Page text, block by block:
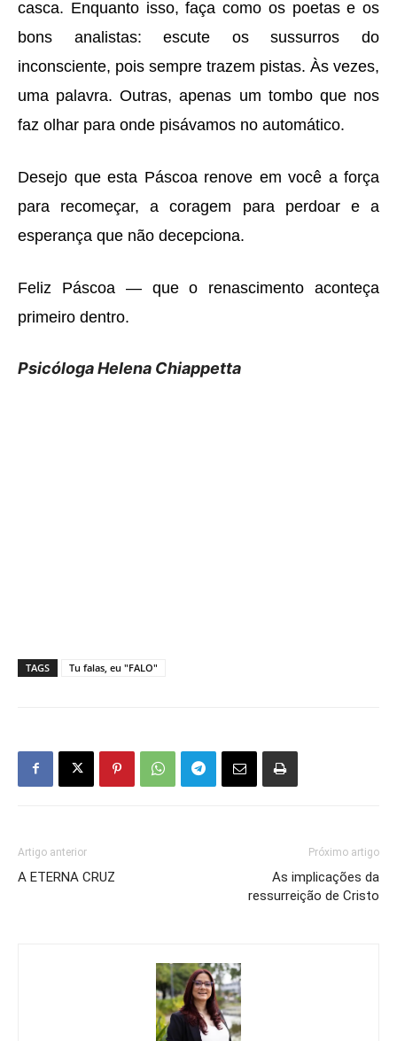
casca. Enquanto isso, faça como os poetas e os
bons analistas: escute os sussurros do
inconsciente, pois sempre trazem pistas. Às vezes,
uma palavra. Outras, apenas um tombo que nos
faz olhar para onde pisávamos no automático.
Desejo que esta Páscoa renove em você a força
para recomeçar,a coragem para perdoar e a
esperança que não decepciona.
Feliz Páscoa — que o renascimento aconteça
primeiro dentro.
Psicóloga Helena Chiappetta
TAGS Tu falas, eu "FALO"
Artigo anterior
A ETERNA CRUZ
Próximo artigo
As implicações da
ressurreição de Cristo